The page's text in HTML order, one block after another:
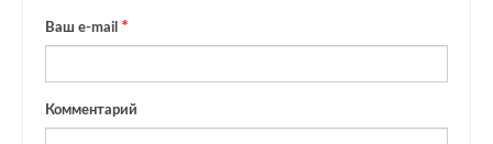
Ваш e-mail
Комментарий